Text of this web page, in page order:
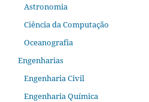
Astronomia
Ciência da Computação
Oceanografia
Engenharias
Engenharia Civil
Engenharia Química